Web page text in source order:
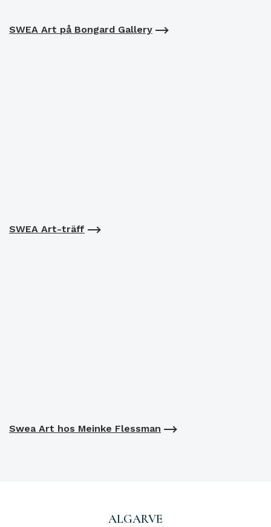
SWEA Art på Bongard Gallery
SWEA Art-träff
Swea Art hos Meinke Flessman
ALGARVE